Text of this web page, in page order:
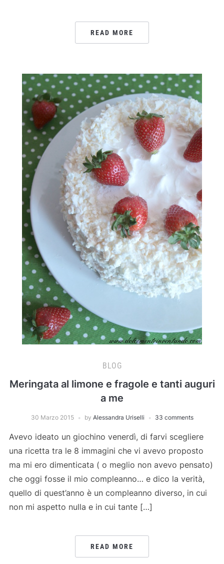
READ MORE
BLOG
Meringata al limone e fragole e tanti auguri
a me
30 Marzo 2015 by Alessandra Uriselli 33 comments
Avevo ideato un giochino venerdì, di farvi scegliere
una ricetta tra le 8 immagini che vi avevo proposto
ma mi ero dimenticata ( o meglio non avevo pensato)
che oggi fosse il mio compleanno… e dico la verità,
quello di quest’anno è un compleanno diverso, in cui
non mi aspetto nulla e in cui tante […]
READ MORE